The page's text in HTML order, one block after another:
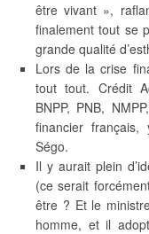
être vivant »,
finalement tout se
grande qualité
Lors de la crise
tout tout. Crédit
BNPP, PNB,
financier français,
Ségo.
Il y aurait plein
(ce serait
être ? Et le
homme, et il